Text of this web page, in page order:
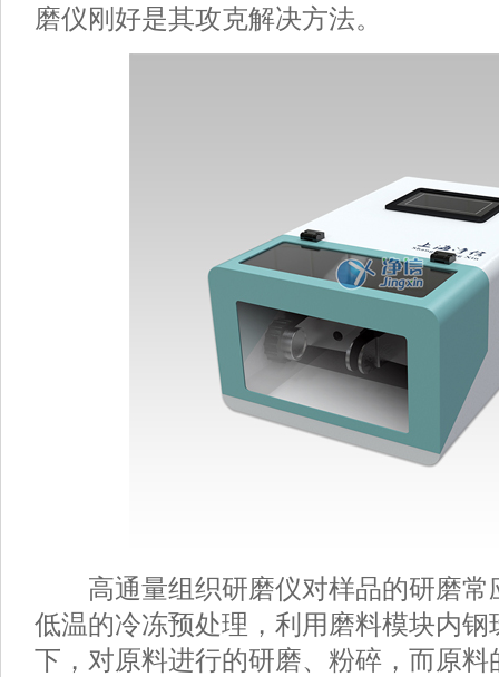
磨仪刚好是其攻克解决方法。
高通量组织研磨仪对样品的研磨常
低温的冷冻预处理，利用磨料模块内钢
下，对原料进行的研磨、粉碎，而原料